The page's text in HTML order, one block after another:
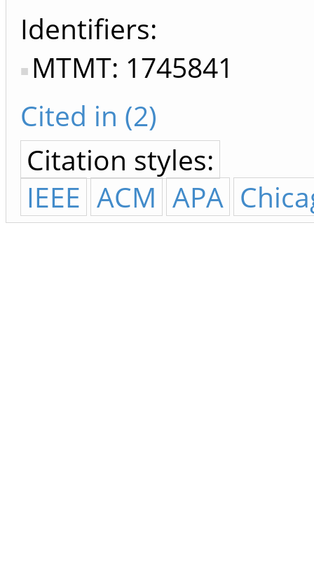
Identifiers
MTMT: 1745841
Cited in (2)
Citation styles:
IEEE ACM APA